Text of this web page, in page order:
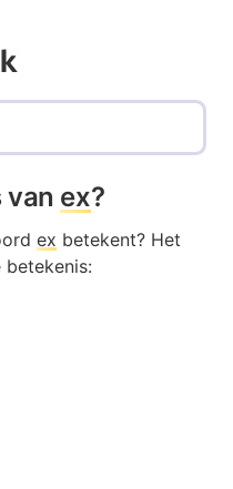
van ex?
ex betekent? Het